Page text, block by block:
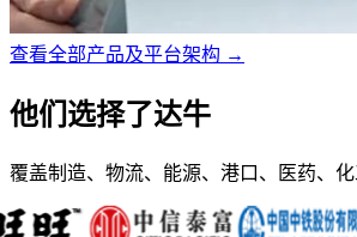
查看全部产品及平台架构 →
他们选择了达牛
覆盖制造、物流、能源、港口、医药、